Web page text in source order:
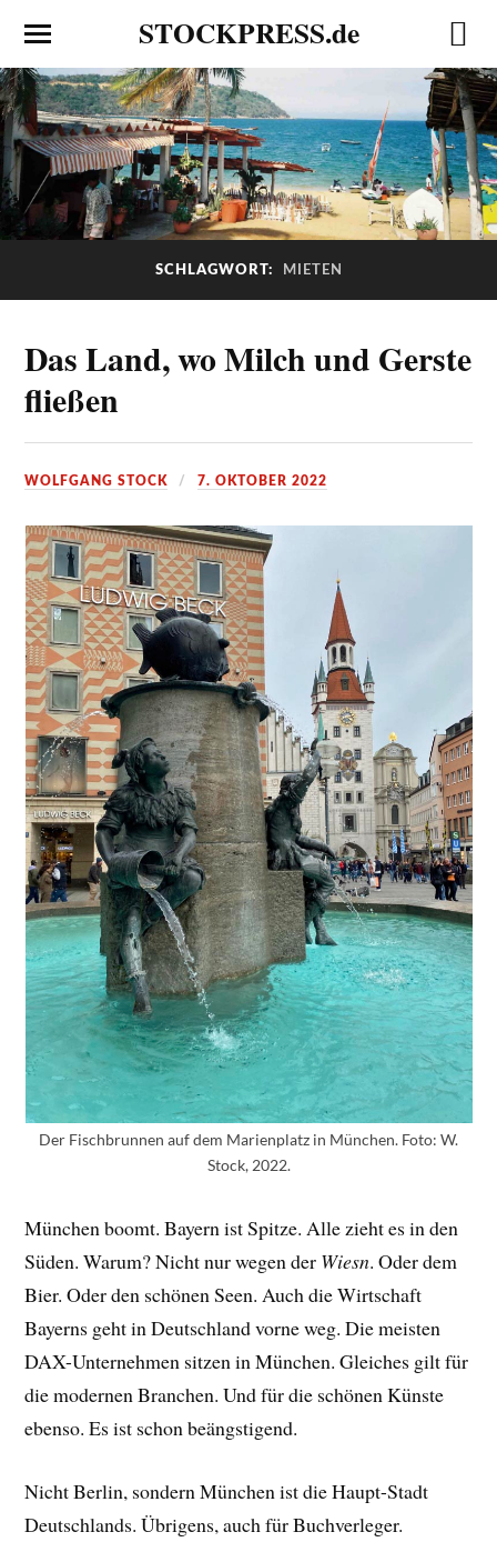
STOCKPRESS.de
SCHLAGWORT: MIETEN
Das Land, wo Milch und Gerste
fließen
WOLFGANG STOCK 7. OKTOBER 2022
Der Fischbrunnen auf dem Marienplatz in München. Foto: W.
Stock, 2022.
München boomt. Bayern ist Spitze. Alle zieht es in den
Süden. Warum? Nicht nur wegen der Wiesn. Oder dem
Bier. Oder den schönen Seen. Auch die Wirtschaft
Bayerns geht in Deutschland vorne weg. Die meisten
DAX-Unternehmen sitzen in München. Gleiches gilt für
die modernen Branchen. Und für die schönen Künste
ebenso. Es ist schon beängstigend.
Nicht Berlin, sondern München ist die Haupt-Stadt
Deutschlands. Übrigens, auch für Buchverleger.